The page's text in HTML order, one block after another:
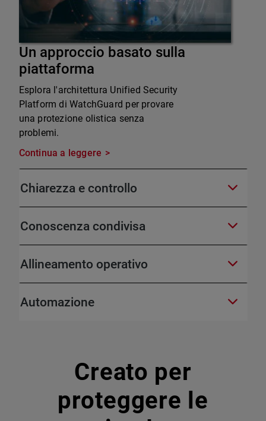
Un approccio basato sulla
piattaforma
Esplora l'architettura Unified Security
Platform di WatchGuard per provare
una protezione olistica senza
problemi.
Continua a leggere
Chiarezza e controllo
Conoscenza condivisa
Allineamento operativo
Automazione
Creato per
proteggere le